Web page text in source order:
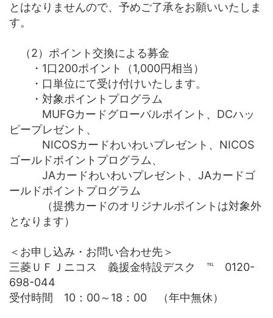
とはなりませんので、予めご了承をお願いいたしま
す。
（2）ポイント交換による募金
・1口200ポイント（1,000円相当）
・口単位にて受け付けいたします。
・対象ポイントプログラム
MUFGカードグローバルポイント、DCハッ
ピープレゼント、
NICOSカードわいわいプレゼント、NICOS
ゴールドポイントプログラム、
JAカードわいわいプレゼント、JAカードゴ
ールドポイントプログラム
（提携カードのオリジナルポイントは対象外
となります）
＜お申し込み・お問い合わせ先＞
三菱ＵＦＪニコス 義援金特設デスク ℡ 0120-
698-044
受付時間 10：00～18：00 （年中無休）